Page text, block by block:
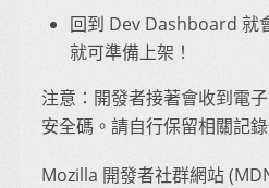
回到 Dev Dashboard 就
就可準備上架！
注意：開發者接著會收到電
安全碼。請自行保留相關記錄
Mozilla 開發者社群網站